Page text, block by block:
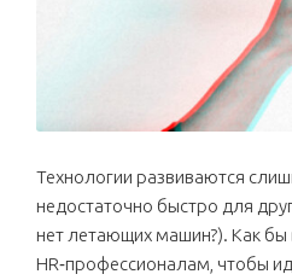
Технологии развиваются
недостаточно быстро для
нет летающих машин?). Как бы
HR‑профессионалам, чтобы